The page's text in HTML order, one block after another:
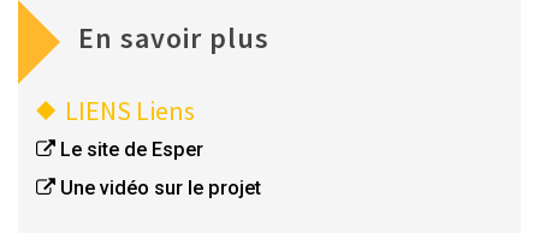
En savoir plus
LIENS Liens
Le site de Esper
Une vidéo sur le projet